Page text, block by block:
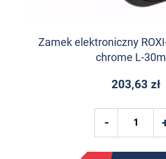
Zamek elektroniczny
chrome L-
203,63 zł